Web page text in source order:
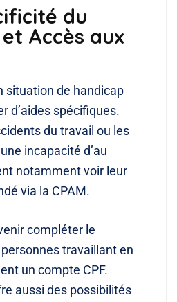
du
Accès aux
situation de handicap
d’aides spécifiques.
du travail ou les
incapacité d’au
notamment voir leur
via la CPAM.
compléter le
travaillant en
un compte CPF.
aussi des possibilités